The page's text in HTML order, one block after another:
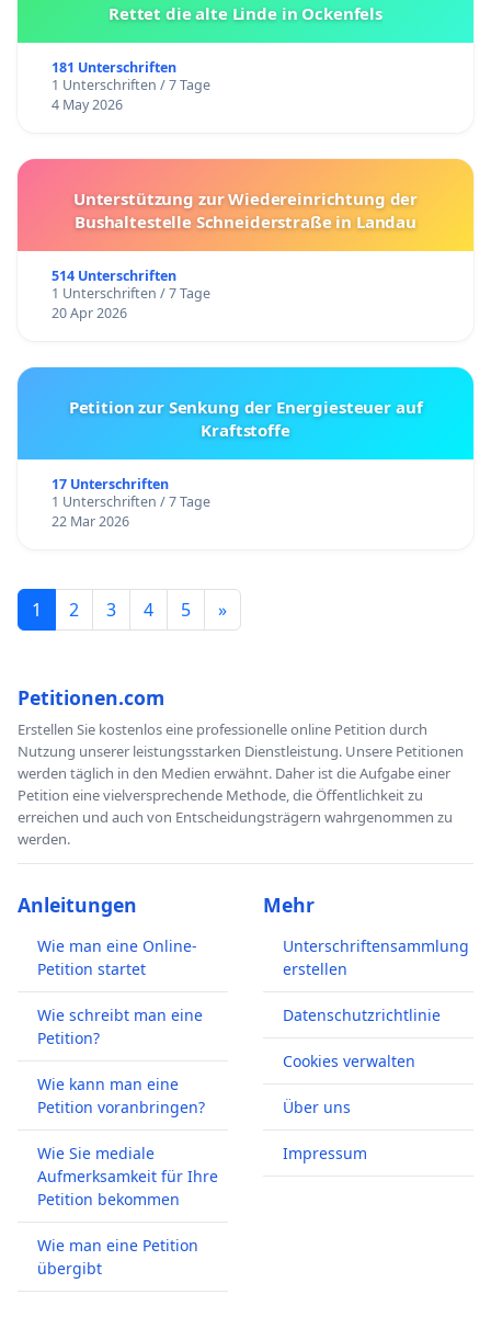
Rettet die alte Linde in Ockenfels
181 Unterschriften
1 Unterschriften / 7 Tage
4 May 2026
Unterstützung zur Wiedereinrichtung der
Bushaltestelle Schneiderstraße in Landau
514 Unterschriften
1 Unterschriften / 7 Tage
20 Apr 2026
Petition zur Senkung der Energiesteuer auf
Kraftstoffe
17 Unterschriften
1 Unterschriften / 7 Tage
22 Mar 2026
1 2 3 4 5 »
Petitionen.com
Erstellen Sie kostenlos eine professionelle online Petition durch
Nutzung unserer leistungsstarken Dienstleistung. Unsere Petitionen
werden täglich in den Medien erwähnt. Daher ist die Aufgabe einer
Petition eine vielversprechende Methode, die Öffentlichkeit zu
erreichen und auch von Entscheidungsträgern wahrgenommen zu
werden.
Anleitungen
Wie man eine Online-
Petition startet
Wie schreibt man eine
Petition?
Wie kann man eine
Petition voranbringen?
Wie Sie mediale
Aufmerksamkeit für Ihre
Petition bekommen
Wie man eine Petition
übergibt
Mehr
Unterschriftensammlung
erstellen
Datenschutzrichtlinie
Cookies verwalten
Über uns
Impressum